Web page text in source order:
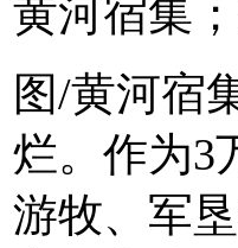
黄河宿集
图/黄河宿
烂。作为3
游牧、军